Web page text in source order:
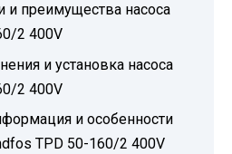
и преимущества насоса
2 400V
и установка насоса
2 400V
и особенности
TPD 50-160/2 400V